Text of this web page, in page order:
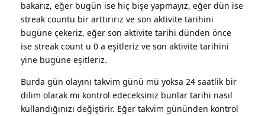
bakarız, eğer bugün ise hiç bişe yapmayız, eğer dün ise
streak countu bir arttırırız ve son aktivite tarihini
bugüne çekeriz, eğer son aktivite tarihi dünden önce
ise streak count u 0 a eşitleriz ve son aktivite tarihini
yine bugüne eşitleriz.
Burda gün olayını takvim günü mü yoksa 24 saatlik bir
dilim olarak mı kontrol edeceksiniz bunlar tarihi nasıl
kullandığınızı değiştirir. Eğer takvim gününden kontrol